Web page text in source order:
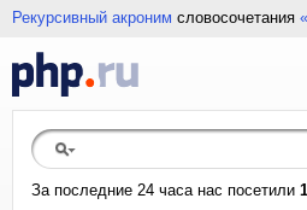
Рекурсивный акроним словосочетания
За последние 24 часа нас посетили